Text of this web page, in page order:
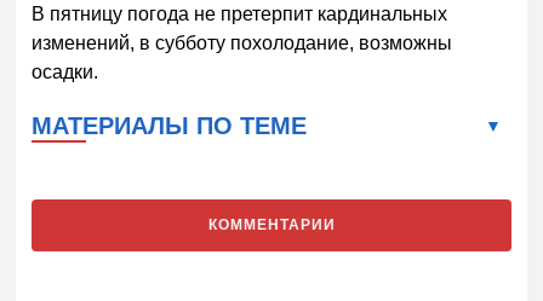
В пятницу погода не претерпит кардинальных
изменений, в субботу похолодание, возможны
осадки.
МАТЕРИАЛЫ ПО ТЕМЕ
КОММЕНТАРИИ